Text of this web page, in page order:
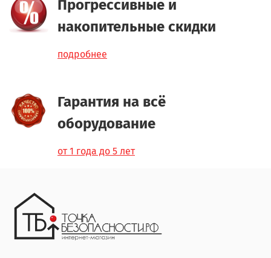
Прогрессивные и
накопительные скидки
подробнее
Гарантия на всё
оборудование
от 1 года до 5 лет